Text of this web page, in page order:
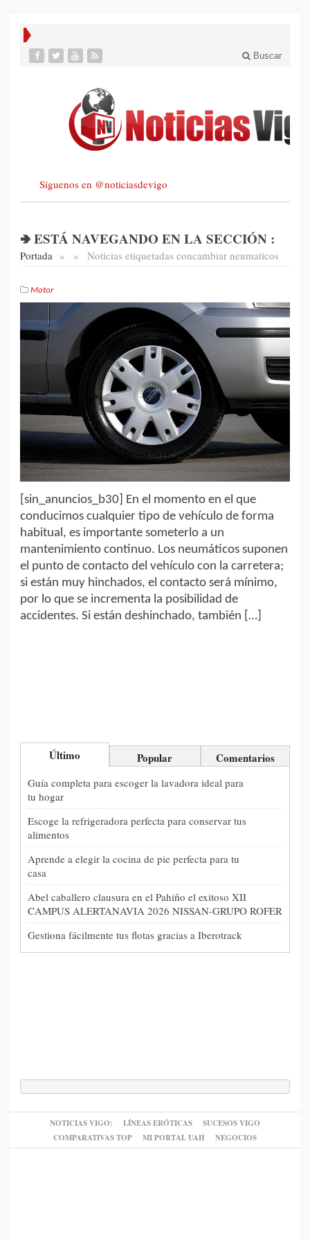
Buscar
Síguenos en @noticiasdevigo
🢂 ESTÁ NAVEGANDO EN LA SECCIÓN :
Portada » Noticias etiquetadas con
» cambiar neumaticos
Motor
[sin_anuncios_b30] En el momento en el que
conducimos cualquier tipo de vehículo de forma
habitual, es importante someterlo a un
mantenimiento continuo. Los neumáticos suponen
el punto de contacto del vehículo con la carretera;
si están muy hinchados, el contacto será mínimo,
por lo que se incrementa la posibilidad de
accidentes. Si están deshinchado, también […]
Último Popular Comentarios
Guía completa para escoger la lavadora ideal para
tu hogar
Escoge la refrigeradora perfecta para conservar tus
alimentos
Aprende a elegir la cocina de pie perfecta para tu
casa
Abel caballero clausura en el Pahiño el exitoso XII
CAMPUS ALERTANAVIA 2026 NISSAN-GRUPO ROFER
Gestiona fácilmente tus flotas gracias a Iberotrack
NOTICIAS VIGO: LÍNEAS ERÓTICAS
SUCESOS VIGO
COMPARATIVAS TOP
MI PORTAL UAH NEGOCIOS